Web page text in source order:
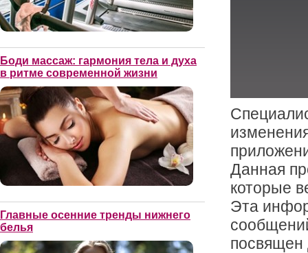
Боди массаж: гармония тела и духа
в ритме современной жизни
Главные осенние тренды нижнего
белья
Данная
которые
Эта